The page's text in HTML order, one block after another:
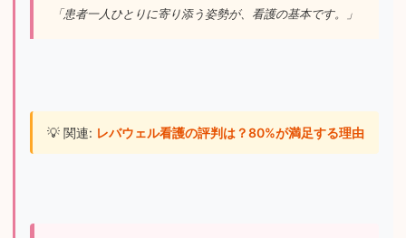
「患者一人ひとりに寄り添う姿勢が、看護の基本です。」
💡 関連: レバウェル看護の評判は？80%が満足する理由